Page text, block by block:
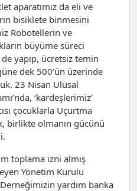
aparatımız da eli ve
bisiklete binmesini
Robotellerin ve
büyüme süreci
yapıp, ücretsiz temin
dek 500’ün üzerinde
23 Nisan Ulusal
‘kardeşlerimiz’
çocuklarla Uçurtma
birlikte olmanın gücünü
toplama izni almış
Yönetim Kurulu
yardım banka